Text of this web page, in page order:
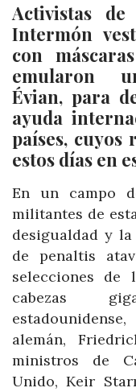
Activistas
Intermón
con
emularon
Évian, para
ayuda
países, cuyos
estos días en
En un campo
militantes de
desigualdad y
de penaltis
selecciones
cabezas
alemán,
ministros de
Unido, Keir